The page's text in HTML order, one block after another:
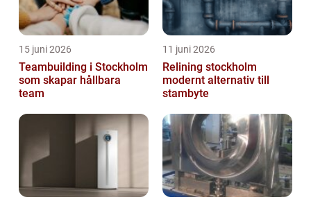
15 juni 2026
Teambuilding i Stockholm
som skapar hållbara
team
11 juni 2026
Relining stockholm
modernt alternativ till
stambyte